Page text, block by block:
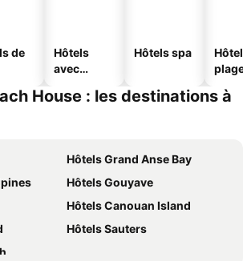
de
Hôtels
avec
Hôtels spa
House : les destinations à
Hôtels Grand Anse Bay
Hôtels Gouyave
Hôtels Canouan Island
Hôtels Sauters